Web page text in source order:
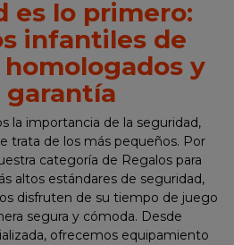
es lo primero:
infantiles de
y
garantía
la importancia de la seguridad,
trata de los más pequeños. Por
categoría de Regalos para
altos estándares de seguridad,
disfruten de su tiempo de juego
segura y cómoda. Desde
ofrecemos equipamiento